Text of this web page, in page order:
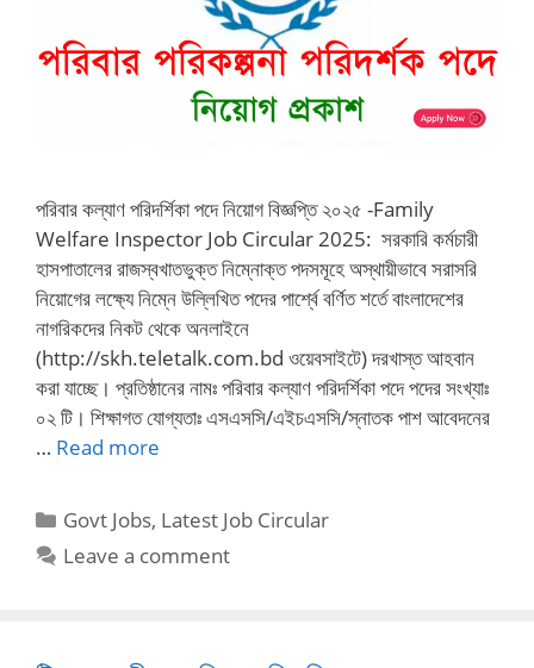
পরিবার কল্যাণ পরিদর্শিকা পদে নিয়োগ বিজ্ঞপ্তি ২০২৫ -Family
Welfare Inspector Job Circular 2025: সরকারি কর্মচারী
হাসপাতালের রাজস্বখাতভুক্ত নিম্নোক্ত পদসমূহে অস্থায়ীভাবে সরাসরি
নিয়োগের লক্ষ্যে নিম্নে উল্লিখিত পদের পার্শ্বে বর্ণিত শর্তে বাংলাদেশের
নাগরিকদের নিকট থেকে অনলাইনে
(http://skh.teletalk.com.bd ওয়েবসাইটে) দরখাস্ত আহবান
করা যাচ্ছে। প্রতিষ্ঠানের নামঃ পরিবার কল্যাণ পরিদর্শিকা পদে পদের সংখ্যাঃ
০২ টি। শিক্ষাগত যোগ্যতাঃ এসএসসি/এইচএসসি/স্নাতক পাশ আবেদনের
… Read more
Categories
Govt Jobs, Latest Job Circular
Leave a comment